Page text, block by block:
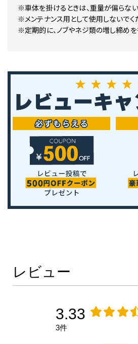
※車体を掛けるときは、重量が偏らない
※メンテナンス用として使用しないでく
※定期的に、ノブやネジ類の増し締めを
レビュー
3.33
3件